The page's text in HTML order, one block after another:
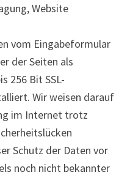
Website
vom Eingabeformular
der Seiten als
256 Bit SSL-
Wir weisen darauf
im Internet trotz
Schutz der Daten vor
noch nicht bekannter